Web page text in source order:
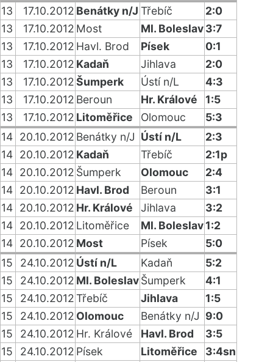
13 17.10.2012 Benátky n/J Třebíč
2:0
13
17.10.2012 Most Ml. Boleslav3:7
13
17.10.2012 Havl. Brod Písek
0:1
13
17.10.2012 Kadaň Jihlava
2:0
13
17.10.2012Šumperk Ústí n/L
4:3
13
17.10.2012 Beroun Hr. Králové
1:5
13
17.10.2012 Litoměřice Olomouc
5:3
14 20.10.2012 Benátky n/J Ústí n/L
2:3
14 20.10.2012 Kadaň Třebíč
2:1p
14 20.10.2012 Šumperk Olomouc
2:4
14 20.10.2012 Havl. Brod Beroun
3:1
14 20.10.2012 Hr. Králové Jihlava
3:2
14 20.10.2012 Litoměřice Ml. Boleslav1:2
14 20.10.2012 Most Písek
5:0
15
24.10.2012 Ústí n/L Kadaň
5:2
15
24.10.2012 Ml. BoleslavŠumperk
4:1
15
24.10.2012Třebíč Jihlava
1:5
15
24.10.2012 Olomouc Benátky n/J 9:0
15
24.10.2012 Hr. Králové Havl. Brod
3:5
15
24.10.2012 Písek Litoměřice
3:4sn